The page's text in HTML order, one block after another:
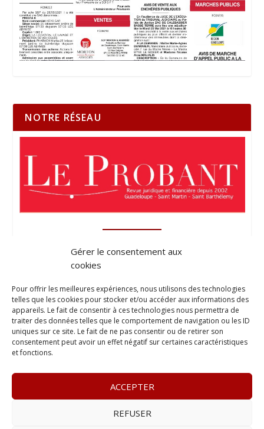
Gérer le consentement aux
cookies
Pour offrir les meilleures expériences, nous utilisons des technologies
telles que les cookies pour stocker et/ou accéder aux informations des
appareils. Le fait de consentir à ces technologies nous permettra de
traiter des données telles que le comportement de navigation ou les ID
uniques sur ce site. Le fait de ne pas consentir ou de retirer son
consentement peut avoir un effet négatif sur certaines caractéristiques
et fonctions.
ACCEPTER
REFUSER
NOTRE RÉSEAU
– www.lapostille.fr –